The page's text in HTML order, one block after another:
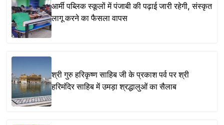
आर्मी पब्लिक स्कूलों में पंजाबी की पढ़ाई जारी रहेगी, संस्कृत
लागू करने का फैसला वापस
श्री गुरु हरिकृष्ण साहिब जी के प्रकाश पर्व पर श्री
हरिमंदिर साहिब में उमड़ा श्रद्धालुओं का सैलाब